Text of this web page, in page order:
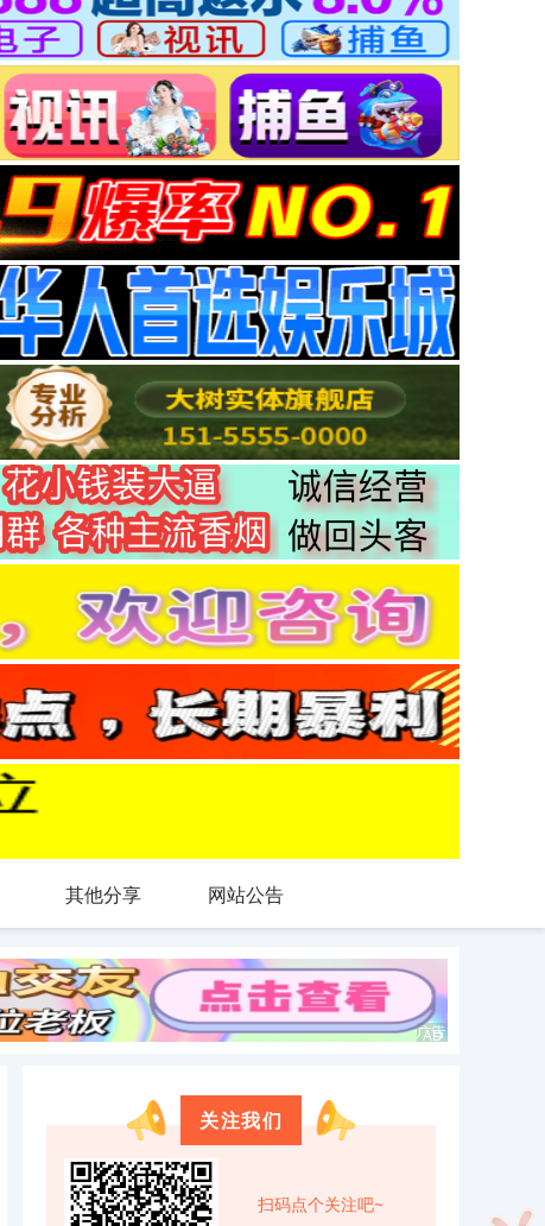
其他分享 网站公告
关注我们
扫码点个关注吧~